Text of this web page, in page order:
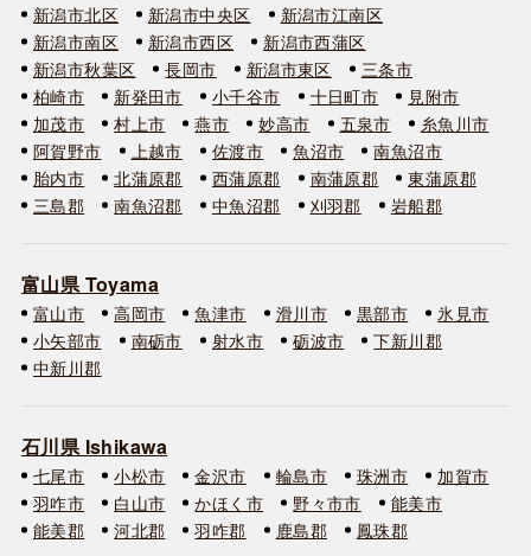
新潟市北区 新潟市中央区
新潟市江南区
新潟市南区
新潟市西区
新潟市西蒲区
新潟市秋葉区
長岡市 新潟市東区
三条市
柏崎市
新発田市 小千谷市 十日町市
見附市
加茂市
村上市 燕市 妙高市 五泉市
糸魚川市
阿賀野市
上越市 佐渡市 魚沼市
南魚沼市
胎内市
北蒲原郡 西蒲原郡 南蒲原郡
東蒲原郡
三島郡
南魚沼郡 中魚沼郡 刈羽郡 岩船郡
富山県 Toyama
富山市 高岡市 魚津市 滑川市 黒部市
氷見市
小矢部市
南砺市 射水市 砺波市
下新川郡
中新川郡
石川県 Ishikawa
七尾市 小松市 金沢市 輪島市 珠洲市
加賀市
羽咋市
白山市 かほく市 野々市市
能美市
能美郡
河北郡 羽咋郡 鹿島郡 鳳珠郡